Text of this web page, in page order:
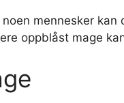
mennesker
oppblåst mage